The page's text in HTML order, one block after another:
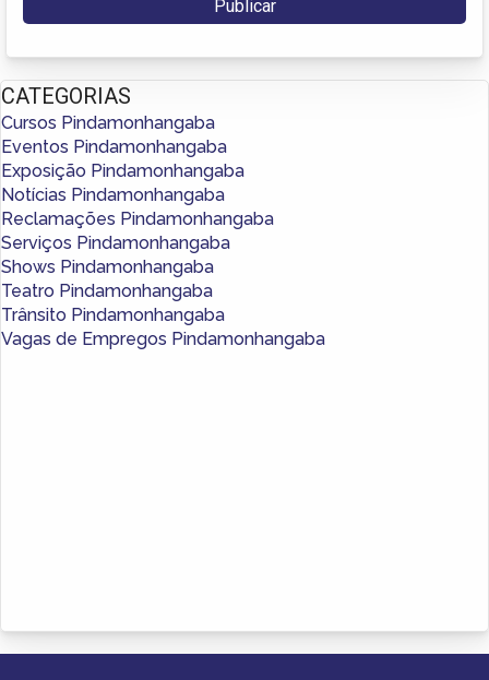
CATEGORIAS
Cursos Pindamonhangaba
Eventos Pindamonhangaba
Exposição Pindamonhangaba
Notícias Pindamonhangaba
Reclamações Pindamonhangaba
Serviços Pindamonhangaba
Shows Pindamonhangaba
Teatro Pindamonhangaba
Trânsito Pindamonhangaba
Vagas de Empregos Pindamonhangaba